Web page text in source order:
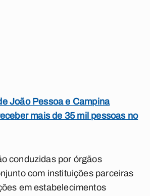
João Pessoa e Campina
mais de 35 mil pessoas no
conduzidas por órgãos
com instituições parceiras
em estabelecimentos